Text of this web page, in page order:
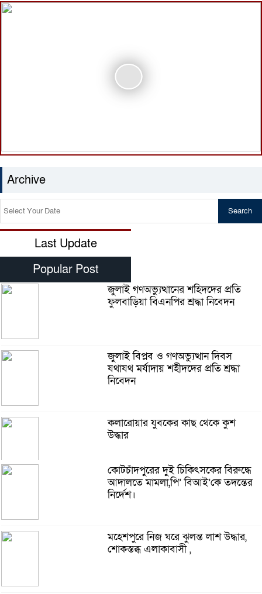
Archive
Last Update
Popular Post
জুলাই গণঅভ্যুত্থানের শহিদদের প্রতি
ফুলবাড়িয়া বিএনপির শ্রদ্ধা নিবেদন
জুলাই বিপ্লব ও গণঅভ্যুত্থান দিবস
যথাযথ মর্যাদায় শহীদদের প্রতি শ্রদ্ধা
নিবেদন
কলারোয়ার যুবকের কাছ থেকে কুশ
উদ্ধার
গঙ্গাচড়া থানায় মামলা না নেওয়ার
অভিযোগ, গ্রেপ্তার ও নিরাপত্তার দাবিতে
দুমকির আঙ্গারিয়ায় চেয়ারম্যান প্রার্থী
কোটচাঁদপুরের দুই চিকিৎসকের বিরুদ্ধে
আদালতে মামলা,পি’ বিআই’কে তদন্তের
নির্দেশ।
মহেশপুরে নিজ ঘরে ঝুলন্ত লাশ উদ্ধার,
শোকস্তব্ধ এলাকাবাসী ,